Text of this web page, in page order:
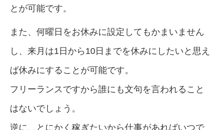
とが可能です。
また、何曜日をお休みに設定してもかまいません
し、来月は1日から10日までを休みにしたいと思え
ば休みにすることが可能です。
フリーランスですから誰にも文句を言われること
はないでしょう。
逆に、とにかく稼ぎたいから仕事があればいつで